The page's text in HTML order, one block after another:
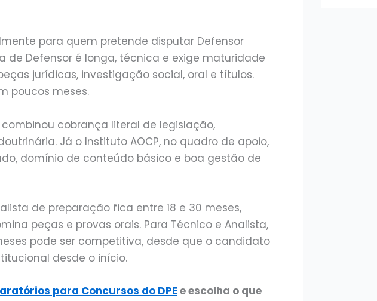
para quem pretende disputar Defensor
de Defensor é longa, técnica e exige maturidade
jurídicas, investigação social, oral e títulos.
poucos meses.
cobrança literal de legislação,
Já o Instituto AOCP, no quadro de apoio,
domínio de conteúdo básico e boa gestão de
de preparação fica entre 18 e 30 meses,
peças e provas orais. Para Técnico e Analista,
pode ser competitiva, desde que o candidato
desde o início.
para Concursos do DPEe escolha o que